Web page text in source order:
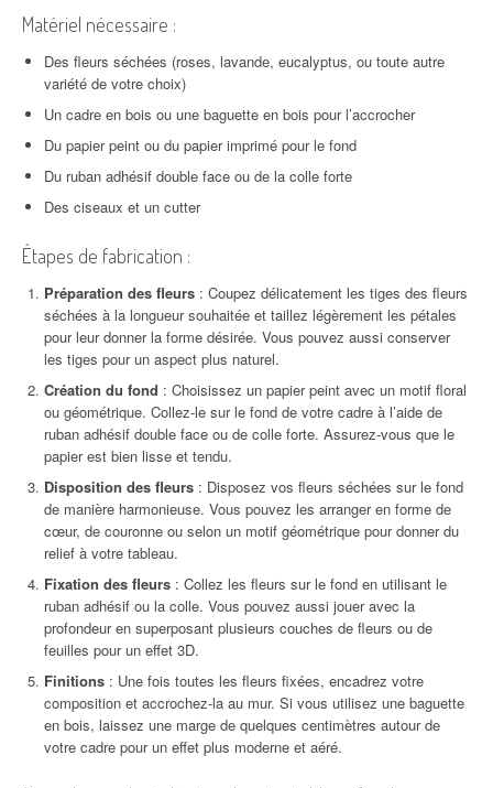
Matériel nécessaire :
Des fleurs séchées (roses, lavande, eucalyptus, ou toute autre
variété de votre choix)
Un cadre en bois ou une baguette en bois pour l’accrocher
Du papier peint ou du papier imprimé pour le fond
Du ruban adhésif double face ou de la colle forte
Des ciseaux et un cutter
Étapes de fabrication :
Préparation des fleurs : Coupez délicatement les tiges des fleurs
séchées à la longueur souhaitée et taillez légèrement les pétales
pour leur donner la forme désirée. Vous pouvez aussi conserver
les tiges pour un aspect plus naturel.
Création du fond : Choisissez un papier peint avec un motif floral
ou géométrique. Collez-le sur le fond de votre cadre à l’aide de
ruban adhésif double face ou de colle forte. Assurez-vous que le
papier est bien lisse et tendu.
Disposition des fleurs : Disposez vos fleurs séchées sur le fond
de manière harmonieuse. Vous pouvez les arranger en forme de
cœur, de couronne ou selon un motif géométrique pour donner du
relief à votre tableau.
Fixation des fleurs : Collez les fleurs sur le fond en utilisant le
ruban adhésif ou la colle. Vous pouvez aussi jouer avec la
profondeur en superposant plusieurs couches de fleurs ou de
feuilles pour un effet 3D.
Finitions : Une fois toutes les fleurs fixées, encadrez votre
composition et accrochez-la au mur. Si vous utilisez une baguette
en bois, laissez une marge de quelques centimètres autour de
votre cadre pour un effet plus moderne et aéré.